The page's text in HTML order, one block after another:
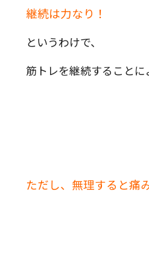
継続は力なり！
というわけで、
筋トレを継続することに
ただし、無理すると痛